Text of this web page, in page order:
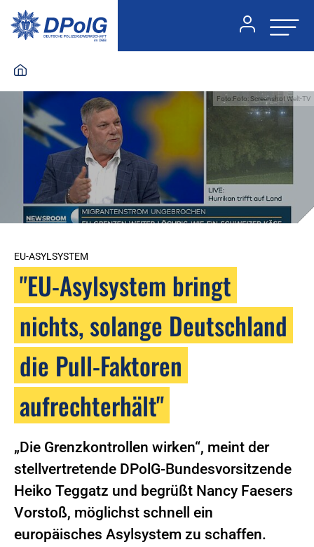
Foto:Foto: Screenshot Welt-TV
EU-ASYLSYSTEM
"EU-Asylsystem bringt
nichts, solange Deutschland
die Pull-Faktoren
aufrechterhält"
„Die Grenzkontrollen wirken“, meint der
stellvertretende DPolG-Bundesvorsitzende
Heiko Teggatz und begrüßt Nancy Faesers
Vorstoß, möglichst schnell ein
europäisches Asylsystem zu schaffen.